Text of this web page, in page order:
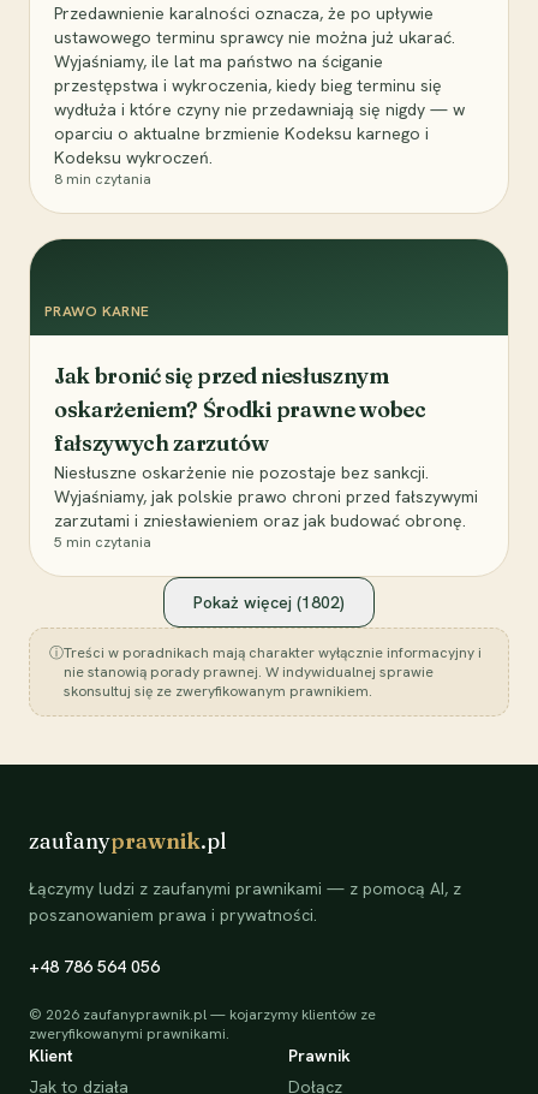
Przedawnienie karalności oznacza, że po upływie
ustawowego terminu sprawcy nie można już ukarać.
Wyjaśniamy, ile lat ma państwo na ściganie
przestępstwa i wykroczenia, kiedy bieg terminu się
wydłuża i które czyny nie przedawniają się nigdy — w
oparciu o aktualne brzmienie Kodeksu karnego i
Kodeksu wykroczeń.
8 min czytania
PRAWO KARNE
Jak bronić się przed niesłusznym
oskarżeniem? Środki prawne wobec
fałszywych zarzutów
Niesłuszne oskarżenie nie pozostaje bez sankcji.
Wyjaśniamy, jak polskie prawo chroni przed fałszywymi
zarzutami i zniesławieniem oraz jak budować obronę.
5 min czytania
Pokaż więcej (1802)
ⓘTreści w poradnikach mają charakter wyłącznie informacyjny i
nie stanowią porady prawnej. W indywidualnej sprawie
skonsultuj się ze zweryfikowanym prawnikiem.
zaufanyprawnik.pl
Łączymy ludzi z zaufanymi prawnikami — z pomocą AI, z
poszanowaniem prawa i prywatności.
+48 786 564 056
© 2026 zaufanyprawnik.pl — kojarzymy klientów ze
zweryfikowanymi prawnikami.
Klient
Jak to działa
Prawnik
Dołącz